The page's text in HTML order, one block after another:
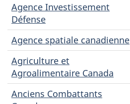
Agence Investissement
Défense
Agence spatiale canadienne
Agriculture et
Agroalimentaire Canada
Anciens Combattants